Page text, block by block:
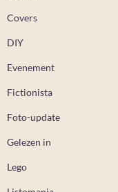
Covers
DIY
Evenement
Fictionista
Foto-update
Gelezen in
Lego